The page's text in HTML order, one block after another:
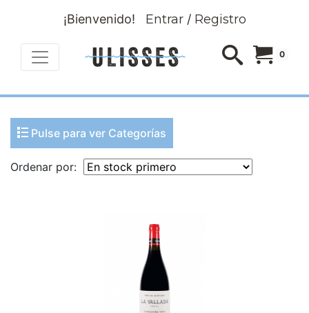
¡Bienvenido! Entrar/ Registro
0
Pulse para ver Categorías
Ordenar por: